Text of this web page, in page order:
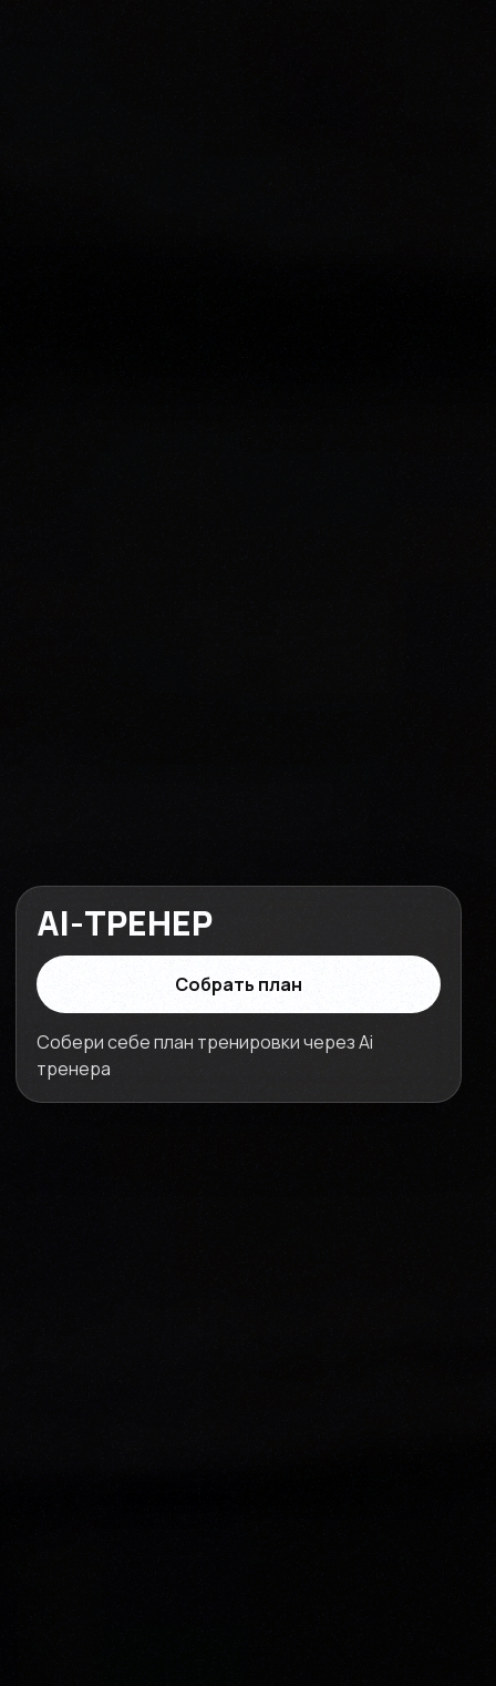
AI-ТРЕНЕР
Собрать план
Собери себе план тренировки через Ai
тренера